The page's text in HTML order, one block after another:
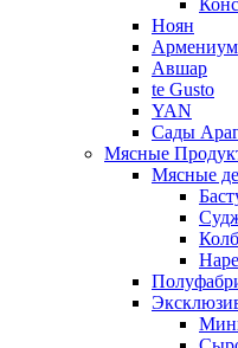
Ноян
Армениум
Авшар
te Gusto
YAN
Сады
Мясные
Мясные